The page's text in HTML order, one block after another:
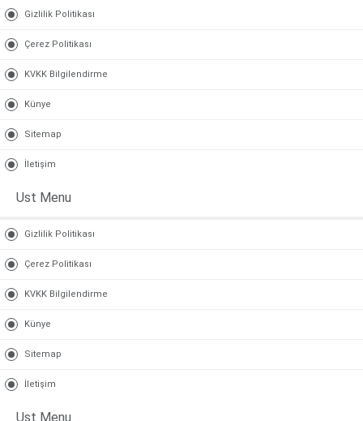
Gizlilik Politikası
Çerez Politikası
KVKK Bilgilendirme
Künye
Sitemap
İletişim
Ust Menu
Gizlilik Politikası
Çerez Politikası
KVKK Bilgilendirme
Künye
Sitemap
İletişim
Ust Menu